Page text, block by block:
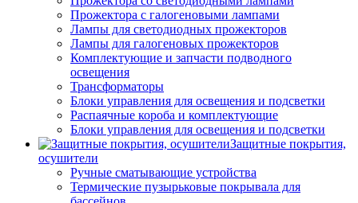
Прожектора с галогеновыми лампами
Лампы для светодиодных прожекторов
Лампы для галогеновых прожекторов
Комплектующие и запчасти подводного
освещения
Трансформаторы
Блоки управления для освещения и подсветки
Распаячные короба и комплектующие
Блоки управления для освещения и подсветки
Защитные покрытия,
осушители
Ручные сматывающие устройства
Термические пузырьковые покрывала для